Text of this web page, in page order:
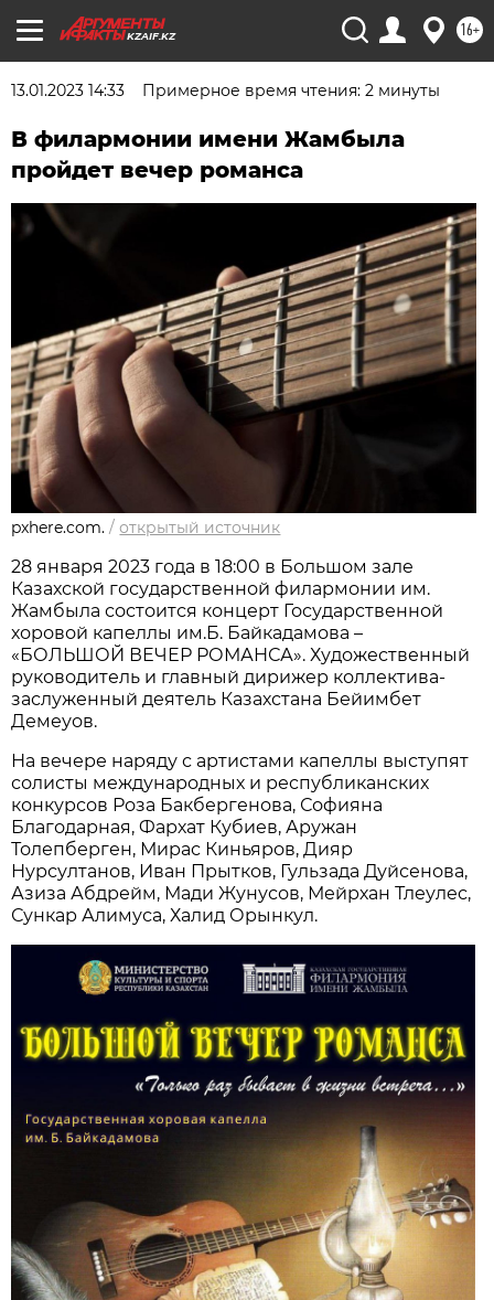
KZAIF.KZ 16+
13.01.2023 14:33 Примерное время чтения: 2 минуты
В филармонии имени Жамбыла
пройдет вечер романса
pxhere.com. /открытый источник
28 января 2023 года в 18:00 в Большом зале
Казахской государственной филармонии им.
Жамбыла состоится концерт Государственной
хоровой капеллы им.Б. Байкадамова –
«БОЛЬШОЙ ВЕЧЕР РОМАНСА». Художественный
руководитель и главный дирижер коллектива-
заслуженный деятель Казахстана Бейимбет
Демеуов.
На вечере наряду с артистами капеллы выступят
солисты международных и республиканских
конкурсов Роза Бакбергенова, Софияна
Благодарная, Фархат Кубиев, Аружан
Толепберген, Мирас Киньяров, Дияр
Нурсултанов, Иван Прытков, Гульзада Дуйсенова,
Азиза Абдрейм, Мади Жунусов, Мейрхан Тлеулес,
Сункар Алимуса, Халид Орынкул.